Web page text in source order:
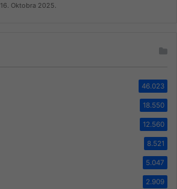
16. Oktobra 2025.
46.023
18.550
12.560
8.521
5.047
2.909